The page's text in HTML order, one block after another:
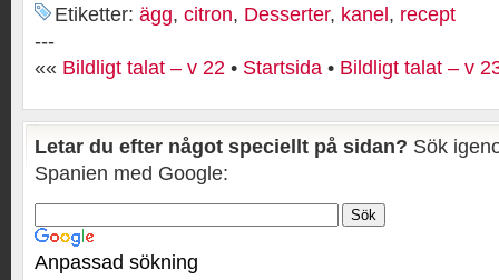
Etiketter: ägg, citron, Desserter, kanel , recept
---
«« Bildligt talat – v 22 • Startsida • Bildligt talat – v
Letar du efter något speciellt på sidan? Sök
Spanien med Google:
Anpassad sökning